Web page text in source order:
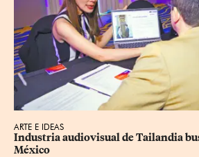
ARTE E IDEAS
Industria audiovisual de Tailandia
México